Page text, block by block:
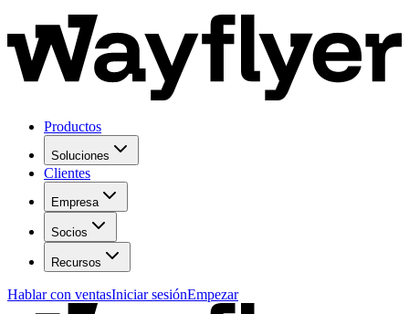
Productos
Soluciones
Clientes
Empresa
Socios
Recursos
Hablar con ventasIniciar sesiónEmpezar